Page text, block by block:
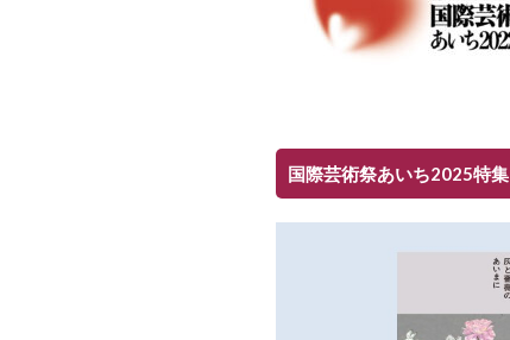
国際芸術祭あいち2025特集